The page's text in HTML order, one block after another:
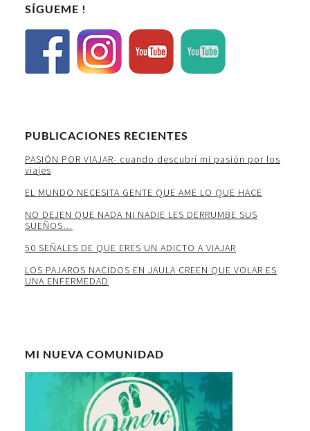
SÍGUEME !
PUBLICACIONES RECIENTES
PASIÓN POR VIAJAR- cuando descubrí mi pasión por los
viajes
EL MUNDO NECESITA GENTE QUE AME LO QUE HACE
NO DEJEN QUE NADA NI NADIE LES DERRUMBE SUS
SUEÑOS…
50 SEÑALES DE QUE ERES UN ADICTO A VIAJAR
LOS PAJAROS NACIDOS EN JAULA CREEN QUE VOLAR ES
UNA ENFERMEDAD
MI NUEVA COMUNIDAD